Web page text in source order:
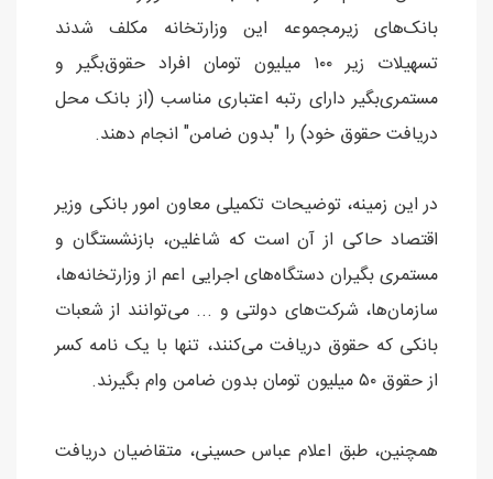
بانک‌های زیرمجموعه این وزارتخانه مکلف شدند
تسهیلات زیر ۱۰۰ میلیون تومان افراد حقوق‌بگیر و
مستمری‌بگیر دارای رتبه اعتباری مناسب (از بانک محل
دریافت حقوق خود) را "بدون ضامن" انجام دهند.
در این زمینه، توضیحات تکمیلی معاون امور بانکی وزیر
اقتصاد حاکی از آن است که شاغلین، بازنشستگان و
مستمری بگیران دستگاه‌های اجرایی اعم از وزارتخانه‌ها،
سازمان‌ها، شرکت‌های دولتی و ... می‌توانند از شعبات
بانکی که حقوق دریافت می‌کنند، تنها با یک نامه کسر
از حقوق ۵۰ میلیون تومان بدون ضامن وام بگیرند.
همچنین، طبق اعلام عباس حسینی، متقاضیان دریافت